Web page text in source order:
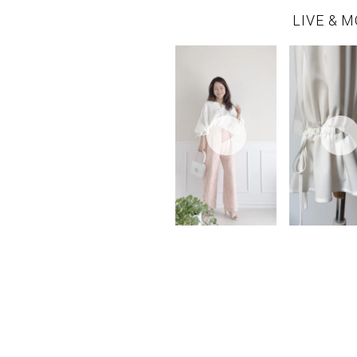
LIVE &